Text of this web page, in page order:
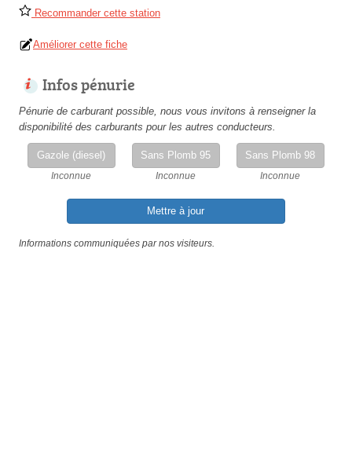
Recommander cette station
Améliorer cette fiche
Infos pénurie
Pénurie de carburant possible, nous vous invitons à renseigner la
disponibilité des carburants pour les autres conducteurs.
Gazole (diesel)
Inconnue
Sans Plomb 95
Inconnue
Sans Plomb 98
Inconnue
Mettre à jour
Informations communiquées par nos visiteurs.